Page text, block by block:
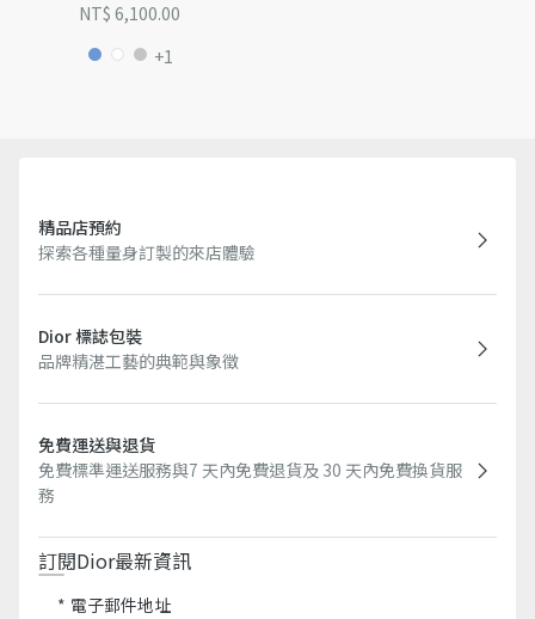
NT$ 6,100.00
+1
精品店預約
探索各種量身訂製的來店體驗
Dior 標誌包裝
品牌精湛工藝的典範與象徵
免費運送與退貨
免費標準運送服務與7 天內免費退貨及 30 天內免費換貨服
務​
訂閱Dior最新資訊​
電子郵件地址